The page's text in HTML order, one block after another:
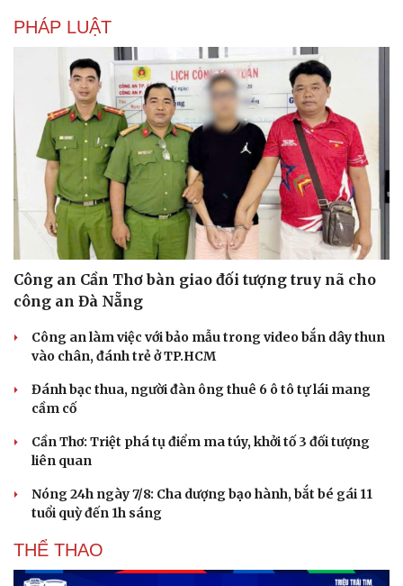
Văn hóa
Sân khấu - Điện ảnh
Âm nhạc
Di sản
Giải trí
Nghệ sĩ
Thời trang
Sao Việt
PHÁP LUẬT
Công an Cần Thơ bàn giao đối tượng truy nã cho
công an Đà Nẵng
Công an làm việc với bảo mẫu trong video bắn dây thun
vào chân, đánh trẻ ở TP.HCM
Đánh bạc thua, người đàn ông thuê 6 ô tô tự lái mang
cầm cố
Cần Thơ: Triệt phá tụ điểm ma túy, khởi tố 3 đối tượng
liên quan
Nóng 24h ngày 7/8: Cha dượng bạo hành, bắt bé gái 11
tuổi quỳ đến 1h sáng
THỂ THAO